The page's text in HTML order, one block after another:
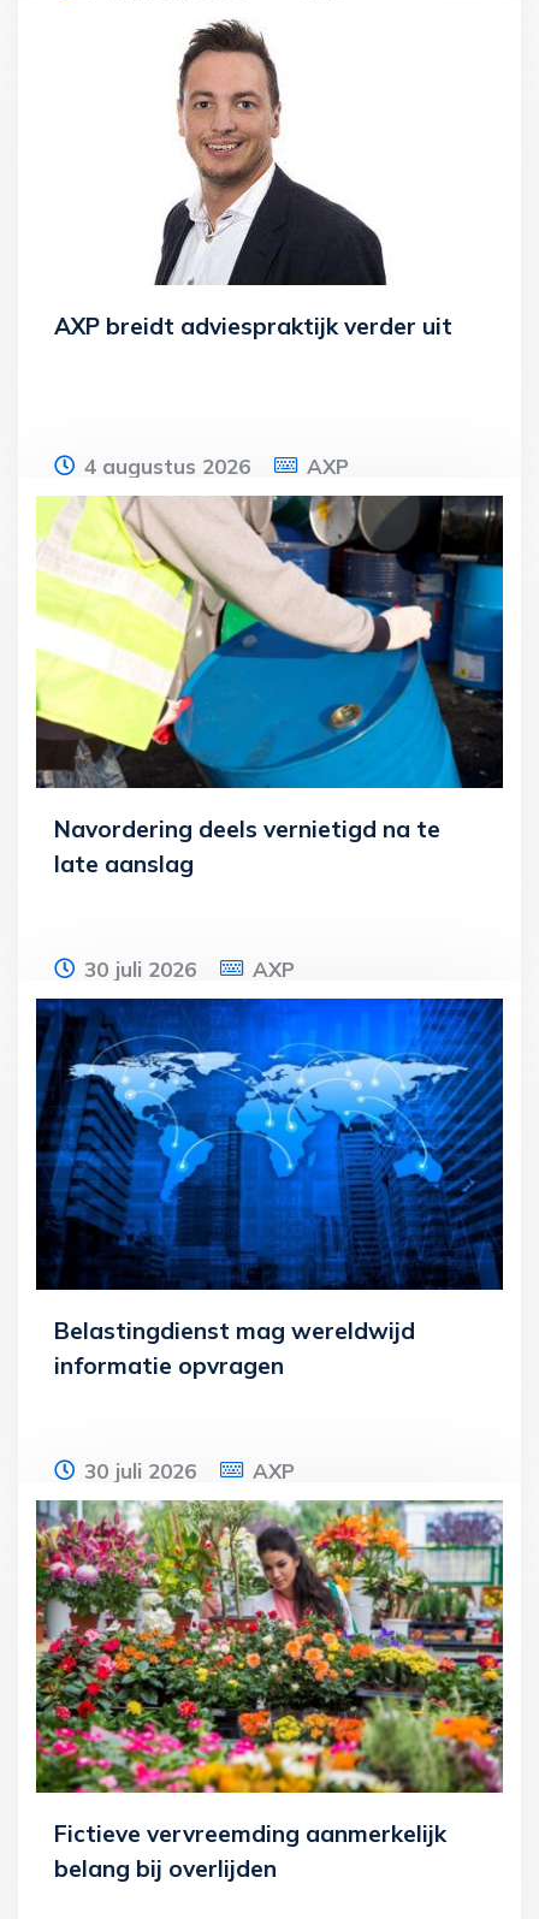
Bij AXP vinden wij dat goede advisering
niet alleen plaatsvindt tijdens een
afspraak. Daarom investeren wij continu
Lees meer
AXP breidt adviespraktijk verder uit
4 augustus 2026 AXP
Onlangs is Roy van Rijn gestart als senior
businessconsultant bij AXP. Roy is
gecertificeerd belastingadviseur (RB) en
Lees meer
Navordering deels vernietigd na te
late aanslag
30 juli 2026 AXP
De bevoegdheid om een
navorderingsaanslag op te leggen vervalt
vijf jaar na het ontstaan van de
belastingschuld. Bij
Lees meer
Belastingdienst mag wereldwijd
informatie opvragen
30 juli 2026 AXP
De bevoegdheid van de inspecteur om
rechtstreeks informatie op te vragen is
niet territoriaal begrensd, zo bevestigt de
Lees meer
Fictieve vervreemding aanmerkelijk
belang bij overlijden